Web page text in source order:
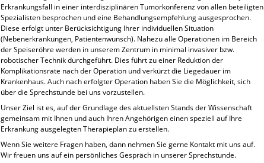
Erkrankungsfall in einer interdisziplinären Tumorkonferenz von allen beteiligten
Spezialisten besprochen und eine Behandlungsempfehlung ausgesprochen.
Diese erfolgt unter Berücksichtigung Ihrer individuellen Situation
(Nebenerkrankungen, Patientenwunsch). Nahezu alle Operationen im Bereich
der Speiseröhre werden in unserem Zentrum in minimal invasiver bzw.
robotischer Technik durchgeführt. Dies führt zu einer Reduktion der
Komplikationsrate nach der Operation und verkürzt die Liegedauer im
Krankenhaus. Auch nach erfolgter Operation haben Sie die Möglichkeit, sich
über die Sprechstunde bei uns vorzustellen.
Unser Ziel ist es, auf der Grundlage des aktuellsten Stands der Wissenschaft
gemeinsam mit Ihnen und auch Ihren Angehörigen einen speziell auf Ihre
Erkrankung ausgelegten Therapieplan zu erstellen.
Wenn Sie weitere Fragen haben, dann nehmen Sie gerne Kontakt mit uns auf.
Wir freuen uns auf ein persönliches Gespräch in unserer Sprechstunde.